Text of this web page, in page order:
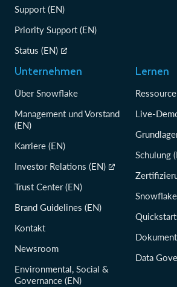
Support (EN)
Priority Support (EN)
Status (EN)
Unternehmen
Über Snowflake
Management und Vorstand
(EN)
Karriere (EN)
Investor Relations (EN)
Trust Center (EN)
Brand Guidelines (EN)
Kontakt
Newsroom
Environmental, Social &
Governance (EN)
Lernen
Live-
Schulung
Data